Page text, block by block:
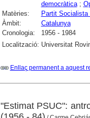
democràtica;
Matèries:
Partit
Àmbit:
Catalunya
Cronologia:
1956 - 1984
Localització: Universitat
Enllaç permanent a aquest
"Estimat PSUC":